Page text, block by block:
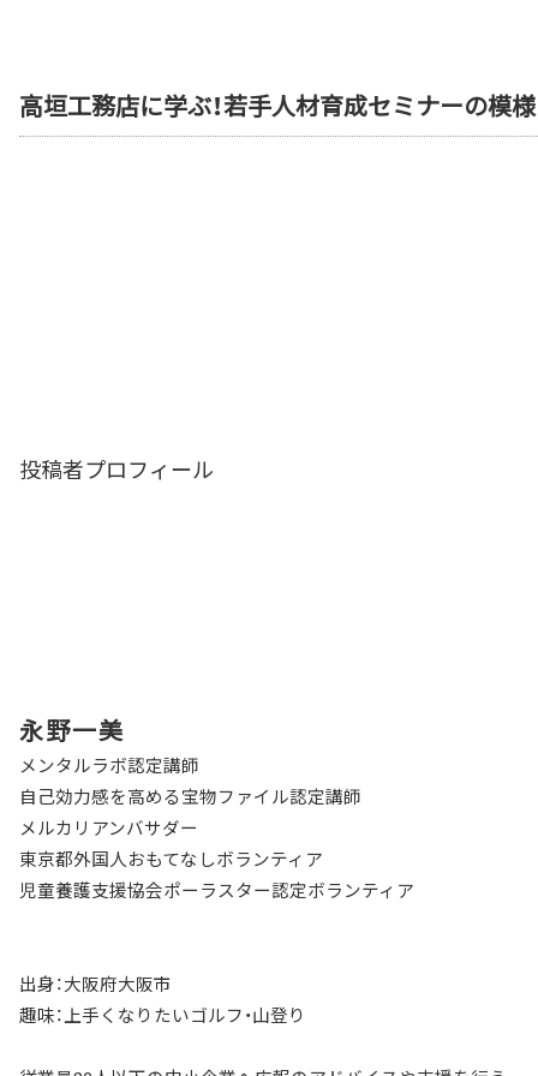
高垣工務店に学ぶ！若手人材育成セミナーの模様
投稿者プロフィール
永野一美
メンタルラボ認定講師
自己効力感を高める宝物ファイル認定講師
メルカリアンバサダー
東京都外国人おもてなしボランティア
児童養護支援協会ポーラスター認定ボランティア
出身：大阪府大阪市
趣味：上手くなりたいゴルフ・山登り